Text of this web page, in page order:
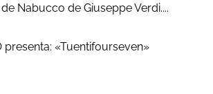
Nabucco de Giuseppe Verdi....